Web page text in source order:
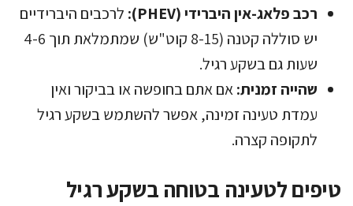
רכב פלאג-אין היברידי (PHEV):
לרכבים היברידיים
יש סוללה קטנה (8-15 קוט"ש) שמתמלאת תוך 4-6
שעות גם בשקע רגיל.
שהייה זמנית:אם אתם בחופשה או בביקור ואין
עמדת טעינה זמינה, אפשר להשתמש בשקע רגיל
לתקופה קצרה.
טיפים לטעינה בטוחה בשקע רגיל